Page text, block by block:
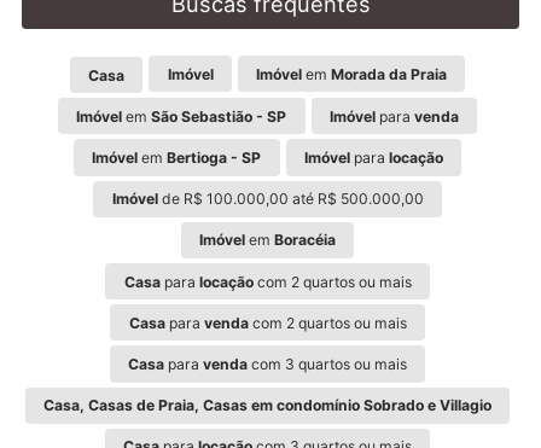
Casa Imóvel Imóvelem Morada da Praia
Imóvel emSão Sebastião - SP Imóvelpara venda
Imóvel emBertioga - SP Imóvelpara locação
Imóvelde R$ 100.000,00 até R$ 500.000,00
Imóvel em Boracéia
Casapara locaçãocom 2 quartos ou mais
Casapara vendacom 2 quartos ou mais
Casa para venda com 3 quartos ou mais
Casa, Casas de Praia, Casas em condomínio Sobrado e Villagio